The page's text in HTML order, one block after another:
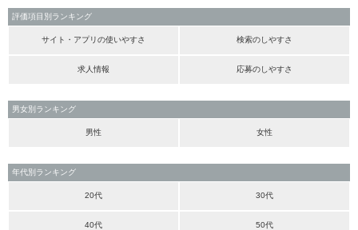
評価項目別ランキング
サイト・アプリの使いやすさ 検索のしやすさ
求人情報 応募のしやすさ
男女別ランキング
男性 女性
年代別ランキング
20代 30代
40代 50代